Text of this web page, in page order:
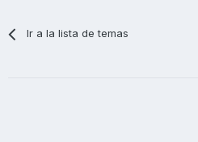
Ir a la lista de temas